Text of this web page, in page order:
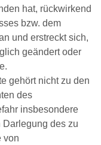
hat, rückwirkend
bzw. dem
und erstreckt sich,
geändert oder
gehört nicht zu den
des
insbesondere
des zu
von